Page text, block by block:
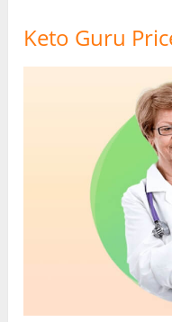
Keto Guru